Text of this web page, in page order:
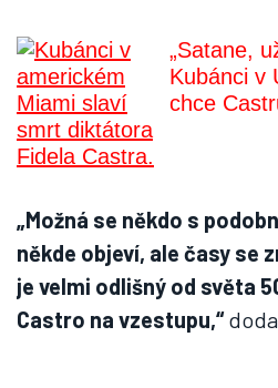
„Satane,
Kubánci v
chce
„Možná se někdo s
někde objeví, ale časy se
je velmi odlišný od světa
Castro na vzestupu,“